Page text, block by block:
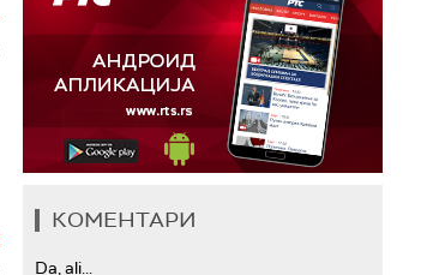
КОМЕНТАРИ
Da, ali...